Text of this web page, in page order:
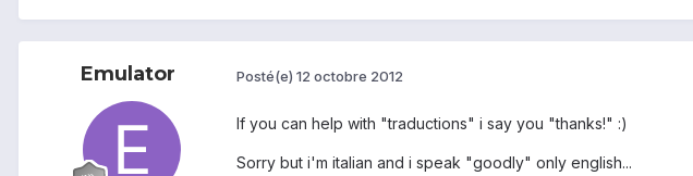
Emulator Posté(e) 12 octobre 2012
If you can help with "traductions" i say you "thanks!" :)
Sorry but i'm italian and i speak "goodly" only english...